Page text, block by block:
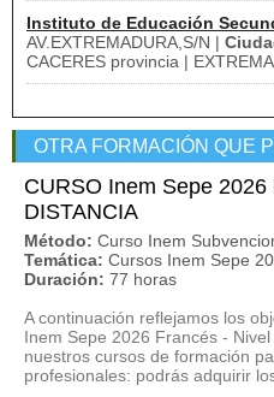
Instituto de Educación
AV.EXTREMADURA,S/N |
CACERES provincia |
OTRA FORMACIÓN QUE
CURSO Inem Sepe
DISTANCIA
Método: Curso Inem
Temática: Cursos Inem Sepe
Duración: 77 horas
A continuación reflejamos los
Inem Sepe 2026 Francés -
nuestros cursos de formación
profesionales: podrás adquirir los